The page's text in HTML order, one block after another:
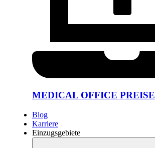
MEDICAL OFFICE PREISE
Blog
Karriere
Einzugsgebiete